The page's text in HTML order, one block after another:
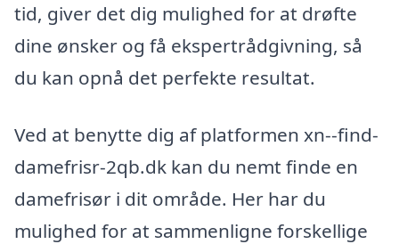
tid, giver det dig mulighed for at drøfte
dine ønsker og få ekspertrådgivning, så
du kan opnå det perfekte resultat.
Ved at benytte dig af platformen xn--find-
damefrisr-2qb.dk kan du nemt finde en
damefrisør i dit område. Her har du
mulighed for at sammenligne forskellige